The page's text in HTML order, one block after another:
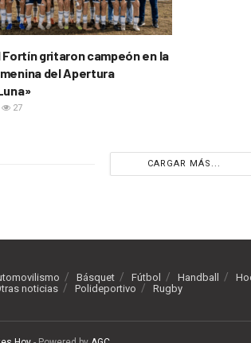
Fortín gritaron campeón en la
del Apertura
27
CARGAR MÁS...
Básquet Fútbol Handball
noticias Polideportivo Rugby